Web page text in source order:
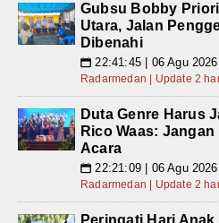
Gubsu Bobby
Utara, Jalan
Dibenahi
📅 22:41:45 | 06 Agu
Radarmedan | Update 2
Duta Genre Harus
Rico Waas:
Acara
📅 22:21:09 | 06 Agu
Radarmedan | Update 2
Peringati Hari